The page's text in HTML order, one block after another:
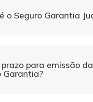
o Seguro Garantia
para emissão
Garantia?